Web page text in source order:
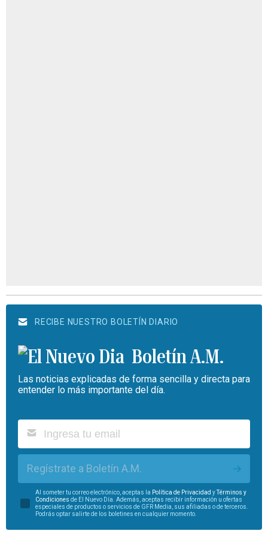
RECIBE NUESTRO BOLETÍN DIARIO
Boletín A.M.
Las noticias explicadas de forma sencilla y directa para
entender lo más importante del día.
Regístrate a Boletín A.M.
Al someter tu correo electrónico, aceptas la Política de Privacidad yTérminos y
Condiciones de El Nuevo Día. Además, aceptas recibir información u ofertas
especiales de productos o servicios de GFR Media, sus afiliadas o de terceros.
Podrás optar salirte de los boletines en cualquier momento.